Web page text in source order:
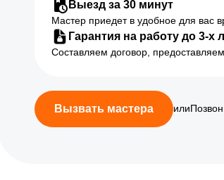
Выезд за 30 минут
Мастер приедет в удобное для вас
Гарантия на работу до 3-х
Составляем договор,
Вызвать мастера или